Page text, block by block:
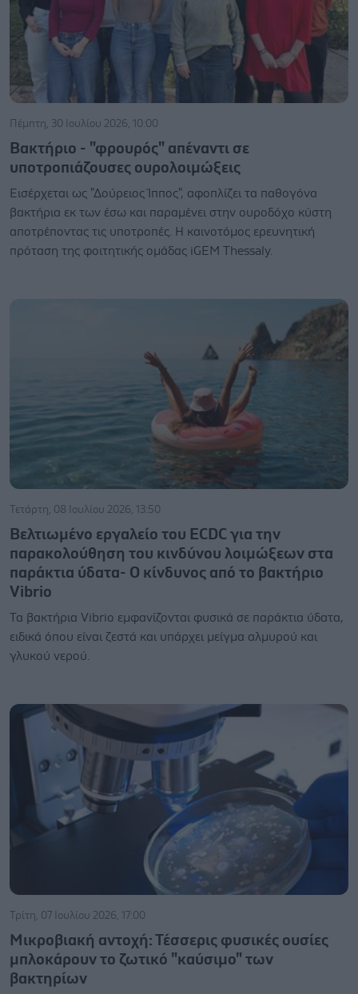
Πέμπτη, 30 Ιουλίου 2026, 10:00
Βακτήριο - "φρουρός" απέναντι σε
υποτροπιάζουσες ουρολοιμώξεις
Εισέρχεται ως "Δούρειος Ίππος", αφοπλίζει τα παθογόνα
βακτήρια εκ των έσω και παραμένει στην ουροδόχο κύστη
αποτρέποντας τις υποτροπές. Η καινοτόμος ερευνητική
πρόταση της φοιτητικής ομάδας iGEM Thessaly.
Τετάρτη, 08 Ιουλίου 2026, 13:50
Βελτιωμένο εργαλείο του ECDC για την
παρακολούθηση του κινδύνου λοιμώξεων στα
παράκτια ύδατα- Ο κίνδυνος από το βακτήριο
Vibrio
Τα βακτήρια Vibrio εμφανίζονται φυσικά σε παράκτια ύδατα,
ειδικά όπου είναι ζεστά και υπάρχει μείγμα αλμυρού και
γλυκού νερού.
Τρίτη, 07 Ιουλίου 2026, 17:00
Μικροβιακή αντοχή: Τέσσερις φυσικές ουσίες
μπλοκάρουν το ζωτικό "καύσιμο" των
βακτηρίων